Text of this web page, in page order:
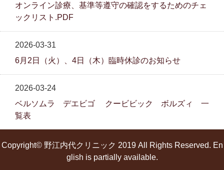
オンライン診療、基準等遵守の確認をするためのチェ
ックリスト.PDF
2026-03-31
6月2日（火）、4日（木）臨時休診のお知らせ
2026-03-24
ベルソムラ デエビゴ クービビック ボルズィ 一
覧表
Copyright© 野江内代クリニック 2019 All Rights Reserved. En
glish is partially available.